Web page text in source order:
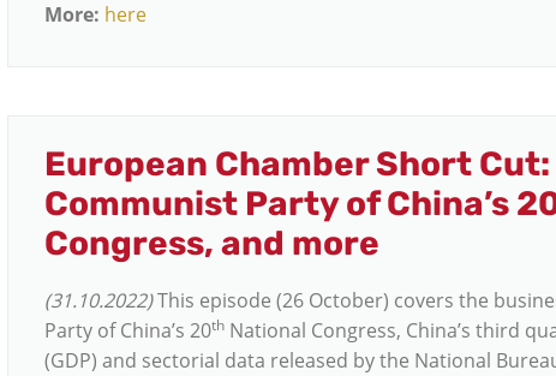
More: here
European Chamber Short
Communist Party of China’s
Congress, and more
(31.10.2022)This episode (26 October) covers the
Party of China’s 20th National Congress, China’s third
(GDP) and sectorial data released by the National